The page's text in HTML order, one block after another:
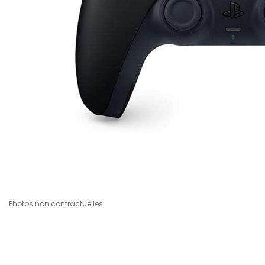
Photos non contractuelles